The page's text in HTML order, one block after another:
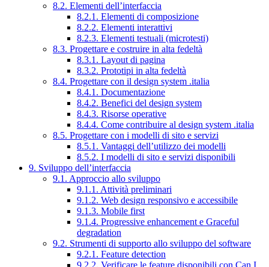
8.2. Elementi dell’interfaccia
8.2.1. Elementi di composizione
8.2.2. Elementi interattivi
8.2.3. Elementi testuali (microtesti)
8.3. Progettare e costruire in alta fedeltà
8.3.1. Layout di pagina
8.3.2. Prototipi in alta fedeltà
8.4. Progettare con il design system .italia
8.4.1. Documentazione
8.4.2. Benefici del design system
8.4.3. Risorse operative
8.4.4. Come contribuire al design system .italia
8.5. Progettare con i modelli di sito e servizi
8.5.1. Vantaggi dell’utilizzo dei modelli
8.5.2. I modelli di sito e servizi disponibili
9. Sviluppo dell’interfaccia
9.1. Approccio allo sviluppo
9.1.1. Attività preliminari
9.1.2. Web design responsivo e accessibile
9.1.3. Mobile first
9.1.4. Progressive enhancement e Graceful
degradation
9.2. Strumenti di supporto allo sviluppo del software
9.2.1. Feature detection
9.2.2. Verificare le feature disponibili con Can I